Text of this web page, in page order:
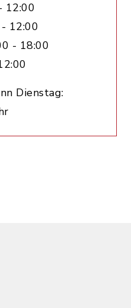
12:00
12:00
- 18:00
Dienstag: